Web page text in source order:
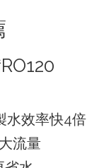
水效率快4倍
流量